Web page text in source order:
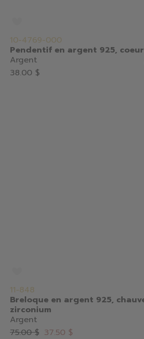
10-4769-000
Pendentif en argent 925, coeur
Argent
38.00 $
11-848
Breloque en argent 925,
zirconium
Argent
75.00 $ 37.50 $